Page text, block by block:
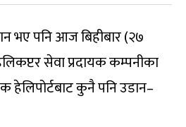
भए पनि आज बिहीबार (२७
सेवा प्रदायक कम्पनीका
हेलिपोर्टबाट कुनै पनि उडान–